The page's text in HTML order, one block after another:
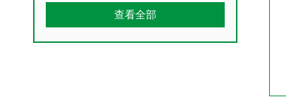
查看全部